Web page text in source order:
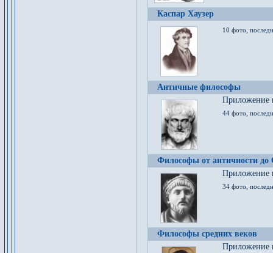
Каспар Хаузер
10 фото,
Античные философы
Приложение
44 фото,
Философы от античности до
Приложение
34 фото,
Философы средних веков
Приложение